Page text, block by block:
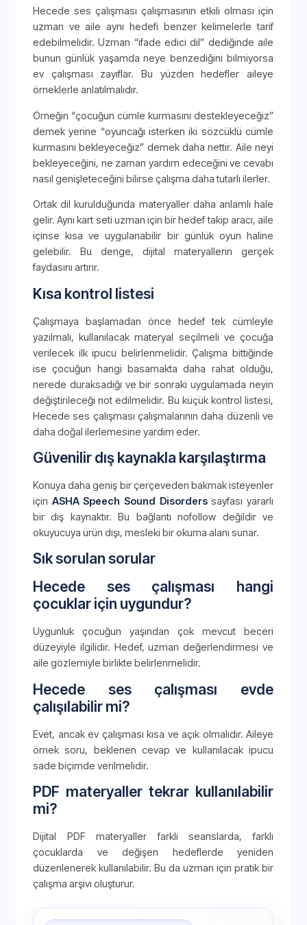
Hecede ses çalışması çalışmasının etkili olması için
uzman ve aile aynı hedefi benzer kelimelerle tarif
edebilmelidir. Uzman “ifade edici dil” dediğinde aile
bunun günlük yaşamda neye benzediğini bilmiyorsa
ev çalışması zayıflar. Bu yüzden hedefler aileye
örneklerle anlatılmalıdır.
Örneğin “çocuğun cümle kurmasını destekleyeceğiz”
demek yerine “oyuncağı isterken iki sözcüklü cümle
kurmasını bekleyeceğiz” demek daha nettir. Aile neyi
bekleyeceğini, ne zaman yardım edeceğini ve cevabı
nasıl genişleteceğini bilirse çalışma daha tutarlı ilerler.
Ortak dil kurulduğunda materyaller daha anlamlı hale
gelir. Aynı kart seti uzman için bir hedef takip aracı, aile
içinse kısa ve uygulanabilir bir günlük oyun haline
gelebilir. Bu denge, dijital materyallerin gerçek
faydasını artırır.
Kısa kontrol listesi
Çalışmaya başlamadan önce hedef tek cümleyle
yazılmalı, kullanılacak materyal seçilmeli ve çocuğa
verilecek ilk ipucu belirlenmelidir. Çalışma bittiğinde
ise çocuğun hangi basamakta daha rahat olduğu,
nerede duraksadığı ve bir sonraki uygulamada neyin
değiştirileceği not edilmelidir. Bu küçük kontrol listesi,
Hecede ses çalışması çalışmalarının daha düzenli ve
daha doğal ilerlemesine yardım eder.
Güvenilir dış kaynakla karşılaştırma
Konuya daha geniş bir çerçeveden bakmak isteyenler
için ASHA Speech Sound Disorderssayfası yararlı
bir dış kaynaktır. Bu bağlantı nofollow değildir ve
okuyucuya ürün dışı, mesleki bir okuma alanı sunar.
Sık sorulan sorular
Hecede ses çalışması hangi
çocuklar için uygundur?
Uygunluk çocuğun yaşından çok mevcut beceri
düzeyiyle ilgilidir. Hedef, uzman değerlendirmesi ve
aile gözlemiyle birlikte belirlenmelidir.
Hecede ses çalışması evde
çalışılabilir mi?
Evet, ancak ev çalışması kısa ve açık olmalıdır. Aileye
örnek soru, beklenen cevap ve kullanılacak ipucu
sade biçimde verilmelidir.
PDF materyaller tekrar kullanılabilir
mi?
Dijital PDF materyaller farklı seanslarda, farklı
çocuklarda ve değişen hedeflerde yeniden
düzenlenerek kullanılabilir. Bu da uzman için pratik bir
çalışma arşivi oluşturur.